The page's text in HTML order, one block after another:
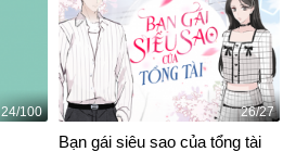
24/100 26/27
Bạn gái siêu sao của tổng tài